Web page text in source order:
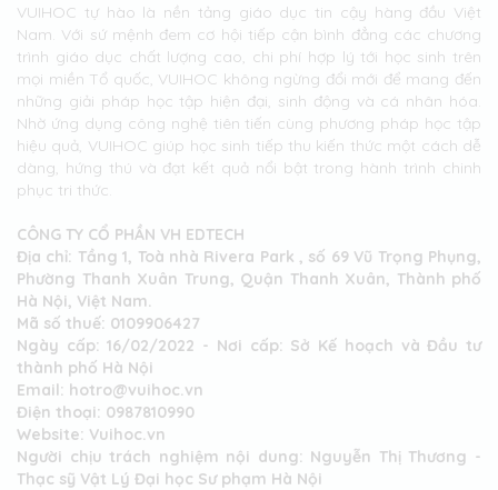
VUIHOC tự hào là nền tảng giáo dục tin cậy hàng đầu Việt
Nam. Với sứ mệnh đem cơ hội tiếp cận bình đẳng các chương
trình giáo dục chất lượng cao, chi phí hợp lý tới học sinh trên
mọi miền Tổ quốc, VUIHOC không ngừng đổi mới để mang đến
những giải pháp học tập hiện đại, sinh động và cá nhân hóa.
Nhờ ứng dụng công nghệ tiên tiến cùng phương pháp học tập
hiệu quả, VUIHOC giúp học sinh tiếp thu kiến thức một cách dễ
dàng, hứng thú và đạt kết quả nổi bật trong hành trình chinh
phục tri thức.
CÔNG TY CỔ PHẦN VH EDTECH
Địa chỉ: Tầng 1, Toà nhà Rivera Park , số 69 Vũ Trọng Phụng,
Phường Thanh Xuân Trung, Quận Thanh Xuân, Thành phố
Hà Nội, Việt Nam.
Mã số thuế: 0109906427
Ngày cấp: 16/02/2022 - Nơi cấp: Sở Kế hoạch và Đầu tư
thành phố Hà Nội
Email: hotro@vuihoc.vn
Điện thoại: 0987810990
Website: Vuihoc.vn
Người chịu trách nghiệm nội dung: Nguyễn Thị Thương -
Thạc sỹ Vật Lý Đại học Sư phạm Hà Nội